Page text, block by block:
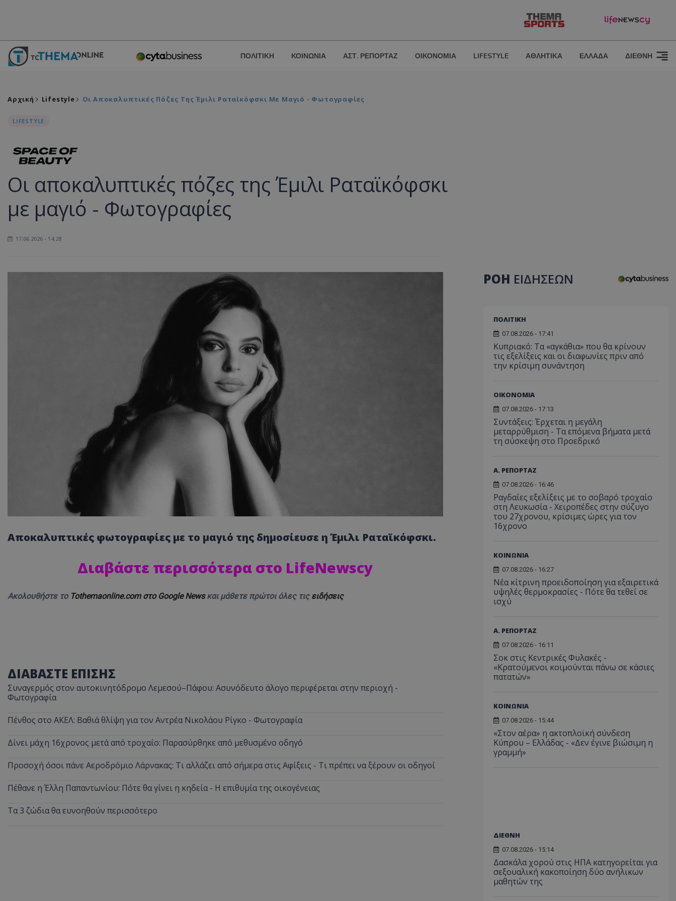
ΠΟΛΙΤΙΚΗ ΚΟΙΝΩΝΙΑ ΑΣΤ. ΡΕΠΟΡΤΑΖ ΟΙΚΟΝΟΜΙΑ LIFESTYLE ΑΘΛΗΤΙΚΑ ΕΛΛΑΔΑ ΔΙΕΘΝΗ
Αρχική Lifestyle Οι Αποκαλυπτικές Πόζες Της Έμιλι Ραταϊκόφσκι Με Μαγιό - Φωτογραφίες
LIFESTYLE
Οι αποκαλυπτικές πόζες της Έμιλι Ραταϊκόφσκι
με μαγιό - Φωτογραφίες
17.06.2026 - 14:28
Αποκαλυπτικές φωτογραφίες με το μαγιό της δημοσίευσε η Έμιλι Ραταϊκόφσκι.
Διαβάστε περισσότερα στο LifeNewscy
Ακολουθήστε το Tothemaonline.com στο Google Newsκαι μάθετε πρώτοι όλες τις ειδήσεις
ΔΙΑΒΑΣΤΕ ΕΠΙΣΗΣ
Συναγερμός στον αυτοκινητόδρομο Λεμεσού–Πάφου: Ασυνόδευτο άλογο περιφέρεται στην περιοχή -
Φωτογραφία
Πένθος στο ΑΚΕΛ: Βαθιά θλίψη για τον Αντρέα Νικολάου Ρίγκο - Φωτογραφία
Δίνει μάχη 16χρονος μετά από τροχαίο: Παρασύρθηκε από μεθυσμένο οδηγό
Προσοχή όσοι πάνε Αεροδρόμιο Λάρνακας: Τι αλλάζει από σήμερα στις Αφίξεις - Τι πρέπει να ξέρουν οι οδηγοί
Πέθανε η Έλλη Παπαντωνίου: Πότε θα γίνει η κηδεία - Η επιθυμία της οικογένειας
Τα 3 ζώδια θα ευνοηθούν περισσότερο
ΡΟΗ ΕΙΔΗΣΕΩΝ
ΠΟΛΙΤΙΚΗ
07.08.2026 - 17:41
Κυπριακό: Τα «αγκάθια» που θα κρίνουν
τις εξελίξεις και οι διαφωνίες πριν από
την κρίσιμη συνάντηση
ΟΙΚΟΝΟΜΙΑ
07.08.2026 - 17:13
Συντάξεις: Έρχεται η μεγάλη
μεταρρύθμιση - Τα επόμενα βήματα μετά
τη σύσκεψη στο Προεδρικό
Α. ΡΕΠΟΡΤΑΖ
07.08.2026 - 16:46
Ραγδαίες εξελίξεις με το σοβαρό τροχαίο
στη Λευκωσία - Χειροπέδες στην σύζυγο
του 27χρονου, κρίσιμες ώρες για τον
16χρονο
ΚΟΙΝΩΝΙΑ
07.08.2026 - 16:27
Νέα κίτρινη προειδοποίηση για εξαιρετικά
υψηλές θερμοκρασίες - Πότε θα τεθεί σε
ισχύ
Α. ΡΕΠΟΡΤΑΖ
07.08.2026 - 16:11
Σοκ στις Κεντρικές Φυλακές -
«Κρατούμενοι κοιμούνται πάνω σε κάσιες
πατατών»
ΚΟΙΝΩΝΙΑ
07.08.2026 - 15:44
«Στον αέρα» η ακτοπλοϊκή σύνδεση
Κύπρου – Ελλάδας - «Δεν έγινε βιώσιμη η
γραμμή»
ΔΙΕΘΝΗ
07.08.2026 - 15:14
Δασκάλα χορού στις ΗΠΑ κατηγορείται για
σεξουαλική κακοποίηση δύο ανήλικων
μαθητών της